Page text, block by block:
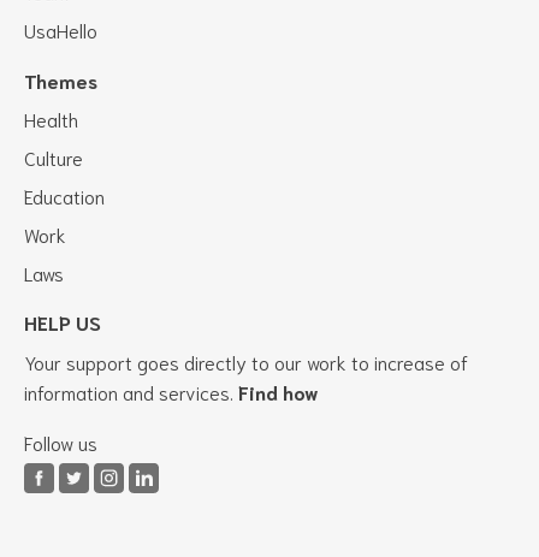
UsaHello
Themes
Health
Culture
Education
Work
Laws
HELP US
Your support goes directly to our work to increase of
information and services. Find how
Follow us